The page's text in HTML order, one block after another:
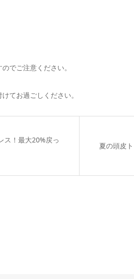
でご注意ください。
てお過ごしください。
ス！最大20%戻っ
夏の頭皮